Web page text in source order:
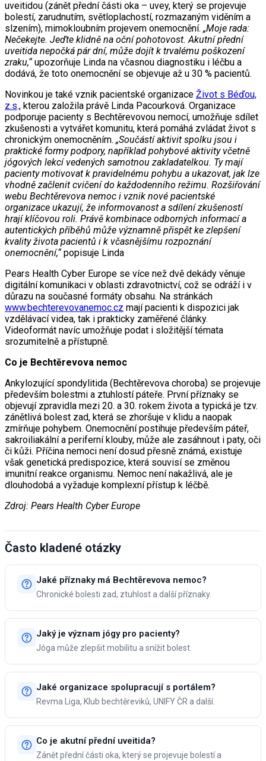
uveitidou (zánět přední části oka – uvey, který se projevuje
bolestí, zarudnutím, světloplachostí, rozmazaným viděním a
slzením), mimokloubním projevem onemocnění. „Moje rada:
Nečekejte. Jeďte klidně na oční pohotovost. Akutní přední
uveitida nepočká pár dní, může dojít k trvalému poškození
zraku,“upozorňuje Linda na včasnou diagnostiku i léčbu a
dodává, že toto onemocnění se objevuje až u 30 % pacientů.
Novinkou je také vznik pacientské organizace Život s Béďou,
z.s., kterou založila právě Linda Pacourková. Organizace
podporuje pacienty s Bechtěrevovou nemocí, umožňuje sdílet
zkušenosti a vytvářet komunitu, která pomáhá zvládat život s
chronickým onemocněním. „Součástí aktivit spolku jsou i
praktické formy podpory, například pohybové aktivity včetně
jógových lekcí vedených samotnou zakladatelkou. Ty mají
pacienty motivovat k pravidelnému pohybu a ukazovat, jak lze
vhodně začlenit cvičení do každodenního režimu. Rozšiřování
webu Bechtěrevova nemoc i vznik nové pacientské
organizace ukazují, že informovanost a sdílení zkušeností
hrají klíčovou roli. Právě kombinace odborných informací a
autentických příběhů může významně přispět ke zlepšení
kvality života pacientů i k včasnějšímu rozpoznání
onemocnění,“popisuje Linda
Pears Health Cyber Europe se více než dvě dekády věnuje
digitální komunikaci v oblasti zdravotnictví, což se odráží i v
důrazu na současné formáty obsahu. Na stránkách
www.bechterevovanemoc.cz mají pacienti k dispozici jak
vzdělávací videa, tak i prakticky zaměřené články.
Videoformát navíc umožňuje podat i složitější témata
srozumitelně a přístupně.
Co je Bechtěrevova nemoc
Ankylozující spondylitida (Bechtěrevova choroba) se projevuje
především bolestmi a ztuhlostí páteře. První příznaky se
objevují zpravidla mezi 20. a 30. rokem života a typická je tzv.
zánětlivá bolest zad, která se zhoršuje v klidu a naopak
zmírňuje pohybem. Onemocnění postihuje především páteř,
sakroiliakální a periferní klouby, může ale zasáhnout i paty, oči
či kůži. Příčina nemoci není dosud přesně známá, existuje
však genetická predispozice, která souvisí se změnou
imunitní reakce organismu. Nemoc není nakažlivá, ale je
dlouhodobá a vyžaduje komplexní přístup k léčbě.
Zdroj: Pears Health Cyber Europe
Často kladené otázky
Jaké příznaky má Bechtěrevova nemoc?
Chronické bolesti zad, ztuhlost a další příznaky.
Jaký je význam jógy pro pacienty?
Jóga může zlepšit mobilitu a snížit bolest.
Jaké organizace spolupracují s portálem?
Revma Liga, Klub bechtěreviků, UNIFY ČR a další.
Co je akutní přední uveitida?
Zánět přední části oka, který se projevuje bolestí a